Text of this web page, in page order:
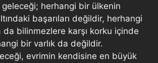
geleceği; herhangi bir ülkenin
başarıları değildir, herhangi
bilinmezlere karşı korku içinde
bir varlık da değildir.
evrimin kendisine en büyük